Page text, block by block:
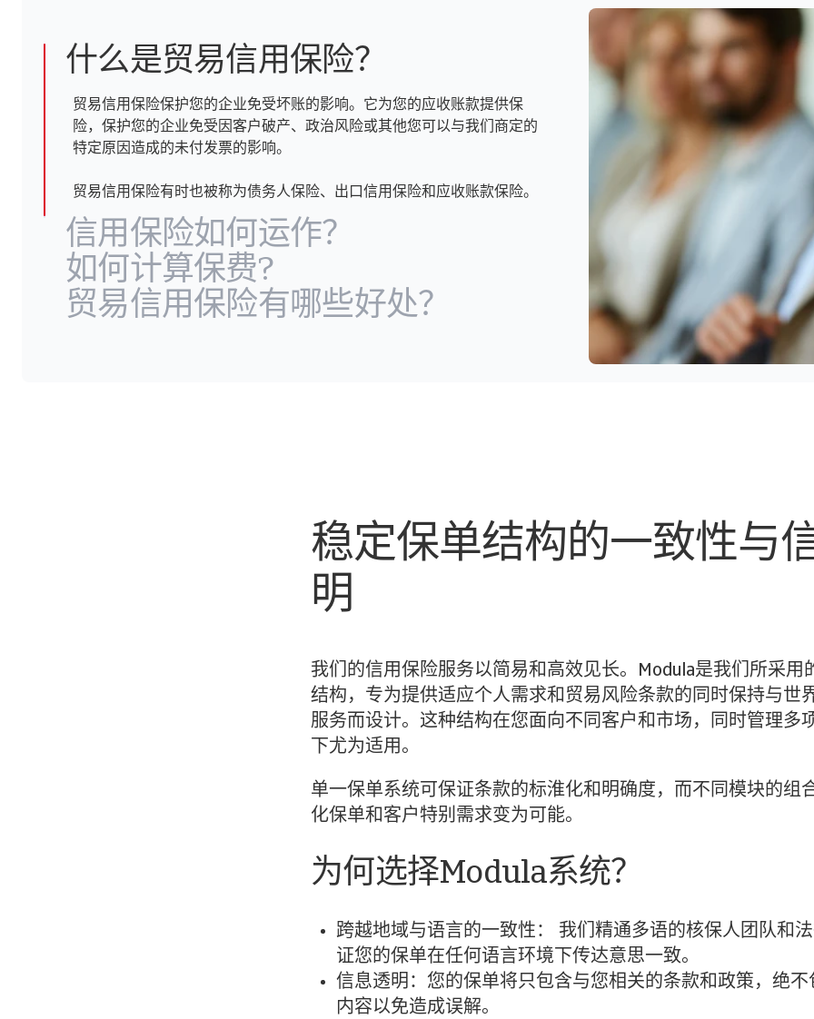
什么是贸易信用保险？
贸易信用保险保护您的企业免受坏账的影响。它为您的应收账款提供保
险，保护您的企业免受因客户破产、政治风险或其他您可以与我们商定的
特定原因造成的未付发票的影响。
贸易信用保险有时也被称为债务人保险、出口信用保险和应收账款保险。
信用保险如何运作？
如何计算保费?
贸易信用保险有哪些好处？
稳定保单结构的一致性与
明
我们的信用保险服务以简易和高效见长。Modula是我们所采用
结构，专为提供适应个人需求和贸易风险条款的同时保持与世
服务而设计。这种结构在您面向不同客户和市场，同时管理多
下尤为适用。
单一保单系统可保证条款的标淮化和明确度，而不同模块的组
化保单和客户特别需求变为可能。
为何选择Modula系统？
跨越地域与语言的一致性： 我们精通多语的核保人团队和
证您的保单在任何语言环境下传达意思一致。
信息透明：您的保单将只包含与您相关的条款和政策，绝不
内容以免造成误解。